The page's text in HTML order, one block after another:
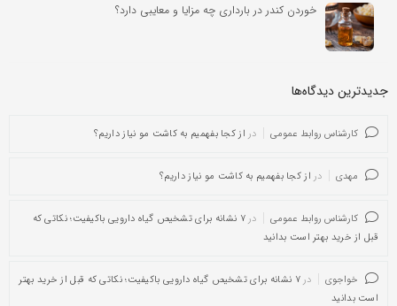
خوردن کندر در بارداری چه مزایا و معایبی دارد؟
جدیدترین دیدگاه‌‌ها
کارشناس روابط عمومی در از کجا بفهمیم به کاشت مو نیاز داریم؟
مهدی در از کجا بفهمیم به کاشت مو نیاز داریم؟
کارشناس روابط عمومی در
۷ نشانه برای تشخیص گیاه دارویی باکیفیت؛ نکاتی که
قبل از خرید بهتر است بدانید
خواجوی در
۷ نشانه برای تشخیص گیاه دارویی باکیفیت؛ نکاتی که قبل از خرید بهتر
است بدانید